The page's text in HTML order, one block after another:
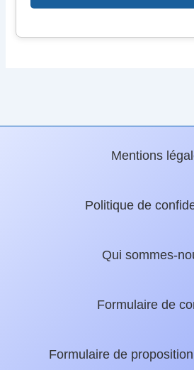
Mentions
Politique de
Qui sommes-
Formulaire de
Formulaire de